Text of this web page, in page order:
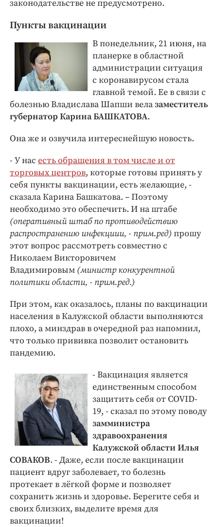
законодательстве не предусмотрено.
Пункты вакцинации
В понедельник, 21 июня, на
планерке в областной
администрации ситуация
с коронавирусом стала
главной темой. Ее в связи с
болезнью Владислава Шапши велазаместитель
губернатор Карина БАШКАТОВА.
Она же и озвучила интереснейшую новость.
- У нас есть обращения в том числе и от
торговых центров, которые готовы принять у
себя пункты вакцинации, есть желающие, -
сказала Карина Башкатова. – Поэтому
необходимо это обеспечить. И на штабе
(оперативный штаб по противодействию
распространению инфекциии, - прим.ред) прошу
этот вопрос рассмотреть совместно с
Николаем Викторовичем
Владимировым (министр конкурентной
политики области, - прим.ред.)
При этом, как оказалось, планы по вакцинации
населения в Калужской области выполняются
плохо, а минздрав в очередной раз напомнил,
что только прививка позволит остановить
пандемию.
- Вакцинация является
единственным способом
защитить себя от COVID-
19, - сказал по этому поводу
замминистра
здравоохранения
Калужской области Илья
СОВАКОВ. - Даже, если после вакцинации
пациент вдруг заболевает, то болезнь
протекает в лёгкой форме и позволяет
сохранить жизнь и здоровье. Берегите себя и
своих близких, выделите время для
вакцинации!